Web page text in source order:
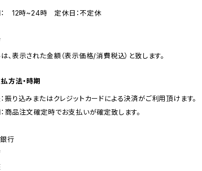
： 12時~24時 定休日：不定休
、表示された金額（表示価格/消費税込）と致します。
方法・時期
振り込みまたはクレジットカードによる決済がご利用頂けます。
商品注文確定時でお支払いが確定致します。
行